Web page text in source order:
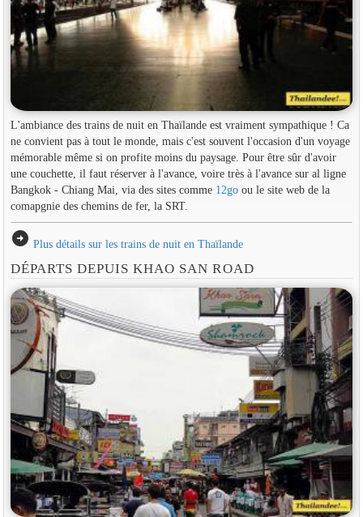
L'ambiance des trains de nuit en Thaïlande est vraiment sympathique ! Ca
ne convient pas à tout le monde, mais c'est souvent l'occasion d'un voyage
mémorable même si on profite moins du paysage. Pour être sûr d'avoir
une couchette, il faut réserver à l'avance, voire très à l'avance sur al ligne
Bangkok - Chiang Mai, via des sites comme 12goou le site web de la
comapgnie des chemins de fer, la SRT.
arrow_circle_right Plus détails sur les trains de nuit en Thaïlande
DÉPARTS DEPUIS KHAO SAN ROAD